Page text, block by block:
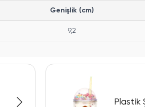
Genişlik (cm)
9,2
Plastik